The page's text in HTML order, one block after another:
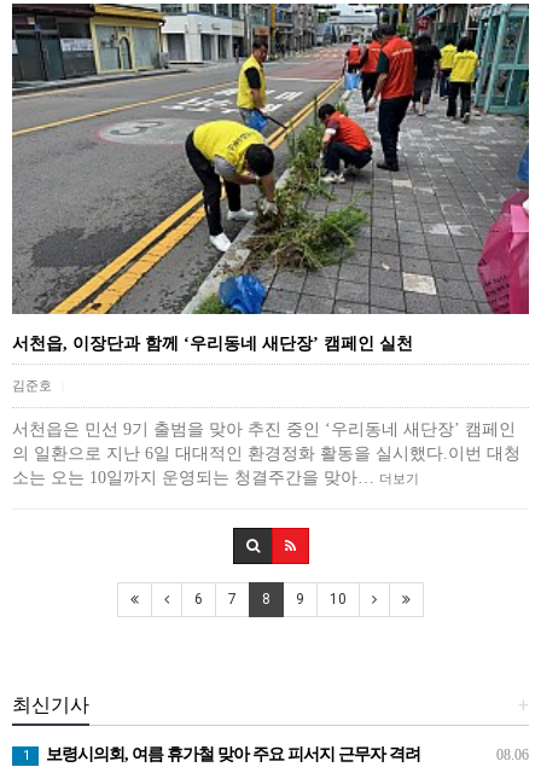
서천읍, 이장단과 함께 ‘우리동네 새단장’ 캠페인 실천
김준호
서천읍은 민선 9기 출범을 맞아 추진 중인 ‘우리동네 새단장’ 캠페인
의 일환으로 지난 6일 대대적인 환경정화 활동을 실시했다.이번 대청
소는 오는 10일까지 운영되는 청결주간을 맞아…
더보기
6 7 8 9 10
+
최신기사
08.06
1 보령시의회, 여름 휴가철 맞아 주요 피서지 근무자 격려